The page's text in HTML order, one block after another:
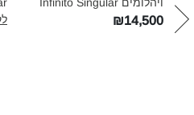
₪14,500